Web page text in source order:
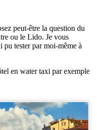
peut-être la question du
ou le Lido. Je vous
pu tester par moi-même à
en water taxi par exemple